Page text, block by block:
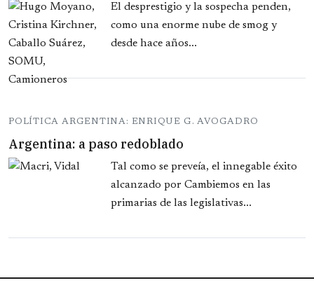
El desprestigio y la sospecha penden,
como una enorme nube de smog y
desde hace años...
POLÍTICA ARGENTINA: ENRIQUE G. AVOGADRO
Argentina: a paso redoblado
Tal como se preveía, el innegable éxito
alcanzado por Cambiemos en las
primarias de las legislativas...